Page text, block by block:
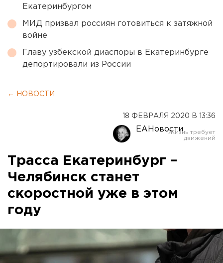
Екатеринбургом
МИД призвал россиян готовиться к затяжной
войне
Главу узбекской диаспоры в Екатеринбурге
депортировали из России
← НОВОСТИ
18 ФЕВРАЛЯ 2020 В 13:36
ЕАНовости
Трасса Екатеринбург –
Челябинск станет
скоростной уже в этом
году